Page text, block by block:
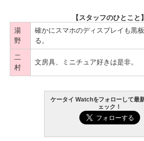
【スタッフのひとこと】
湯
野
確かにスマホのディスプレイも黒
る。
二
村
文房具、ミニチュア好きは是非。
ケータイ Watchをフォローして最
ェック！